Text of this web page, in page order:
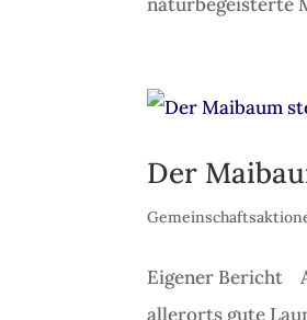
Der
Eigener Bericht
allerorts gute